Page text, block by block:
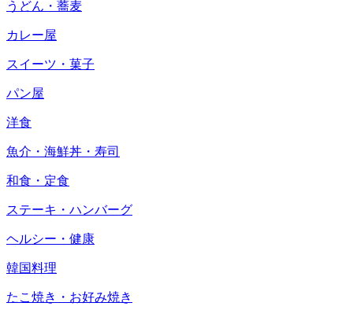
うどん・蕎麦
カレー屋
スイーツ・菓子
パン屋
洋食
魚介・海鮮丼・寿司
和食・定食
ステーキ・ハンバーグ
ヘルシー・健康
韓国料理
たこ焼き・お好み焼き